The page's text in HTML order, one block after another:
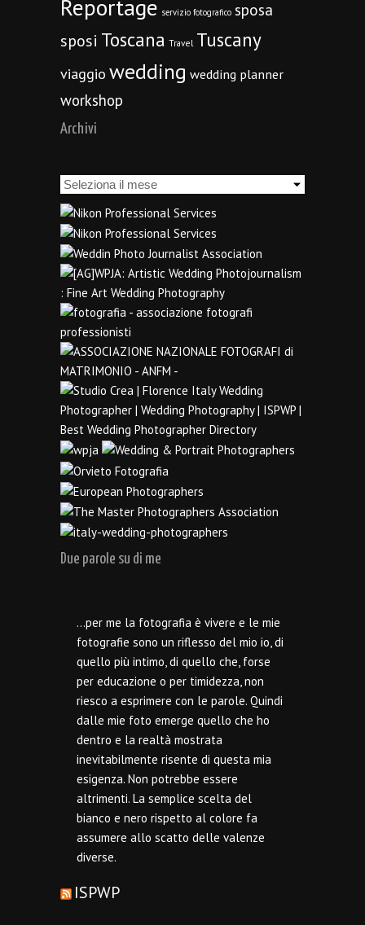
Reportage servizio fotografico sposa
sposi Toscana Travel Tuscany
viaggio wedding wedding planner
workshop
Archivi
Archivi
Due parole su di me
…per me la fotografia è vivere e le mie
fotografie sono un riflesso del mio io, di
quello più intimo, di quello che, forse
per educazione o per timidezza, non
riesco a esprimere con le parole. Quindi
dalle mie foto emerge quello che ho
dentro e la realtà mostrata
inevitabilmente risente di questa mia
esigenza. Non potrebbe essere
altrimenti. La semplice scelta del
bianco e nero rispetto al colore fa
assumere allo scatto delle valenze
diverse.
ISPWP